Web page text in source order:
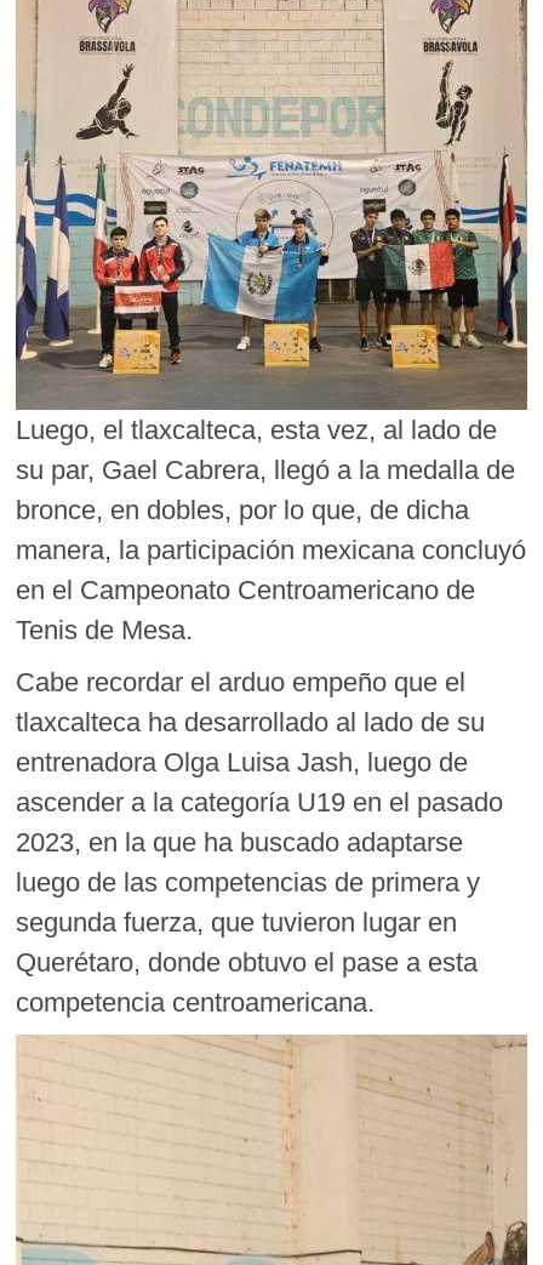
Luego, el tlaxcalteca, esta vez, al lado de
su par, Gael Cabrera, llegó a la medalla de
bronce, en dobles, por lo que, de dicha
manera, la participación mexicana concluyó
en el Campeonato Centroamericano de
Tenis de Mesa.
Cabe recordar el arduo empeño que el
tlaxcalteca ha desarrollado al lado de su
entrenadora Olga Luisa Jash, luego de
ascender a la categoría U19 en el pasado
2023, en la que ha buscado adaptarse
luego de las competencias de primera y
segunda fuerza, que tuvieron lugar en
Querétaro, donde obtuvo el pase a esta
competencia centroamericana.